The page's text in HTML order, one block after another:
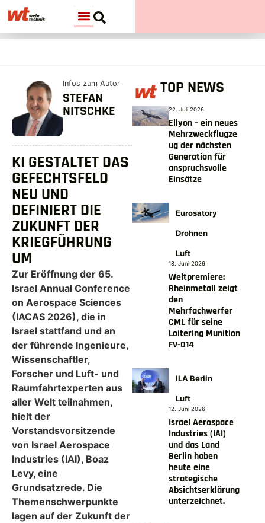
Infos zum Autor
STEFAN
NITSCHKE
KI GESTALTET DAS
GEFECHTSFELD
NEU UND
DEFINIERT DIE
ZUKUNFT DER
KRIEGFÜHRUNG
UM
Zur Eröffnung der 65.
Israel Annual Conference
on Aerospace Sciences
(IACAS 2026), die in
Israel stattfand und an
der führende Ingenieure,
Wissenschaftler,
Forscher und Luft- und
Raumfahrtexperten aus
aller Welt teilnahmen,
hielt der
Vorstandsvorsitzende
von Israel Aerospace
Industries (IAI), Boaz
Levy, eine
Grundsatzrede. Die
Themenschwerpunkte
lagen auf der Zukunft der
TOP NEWS
22. Juli 2026
Ellyon – ein neues
Mehrzweckflugze
ug der nächsten
Generation für
anspruchsvolle
Einsätze
Eurosatory
Drohnen
Luft
18. Juni 2026
Weltpremiere:
Rheinmetall zeigt
den
Mehrfachwerfer
CML für seine
Loitering Munition
FV-014
ILA Berlin
Luft
12. Juni 2026
Israel Aerospace
Industries (IAI)
und das Land
Berlin haben
heute eine
strategische
Absichtserklärung
unterzeichnet.